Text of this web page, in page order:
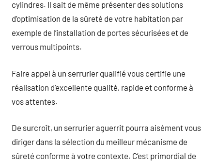
cylindres. Il sait de même présenter des solutions
d’optimisation de la sûreté de votre habitation par
exemple de l’installation de portes sécurisées et de
verrous multipoints.
Faire appel à un serrurier qualifié vous certifie une
réalisation d’excellente qualité, rapide et conforme à
vos attentes.
De surcroît, un serrurier aguerrit pourra aisément vous
diriger dans la sélection du meilleur mécanisme de
sûreté conforme à votre contexte. C’est primordial de